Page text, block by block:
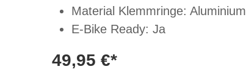
Material Klemmringe: Aluminium
E-Bike Ready: Ja
49,95 €*